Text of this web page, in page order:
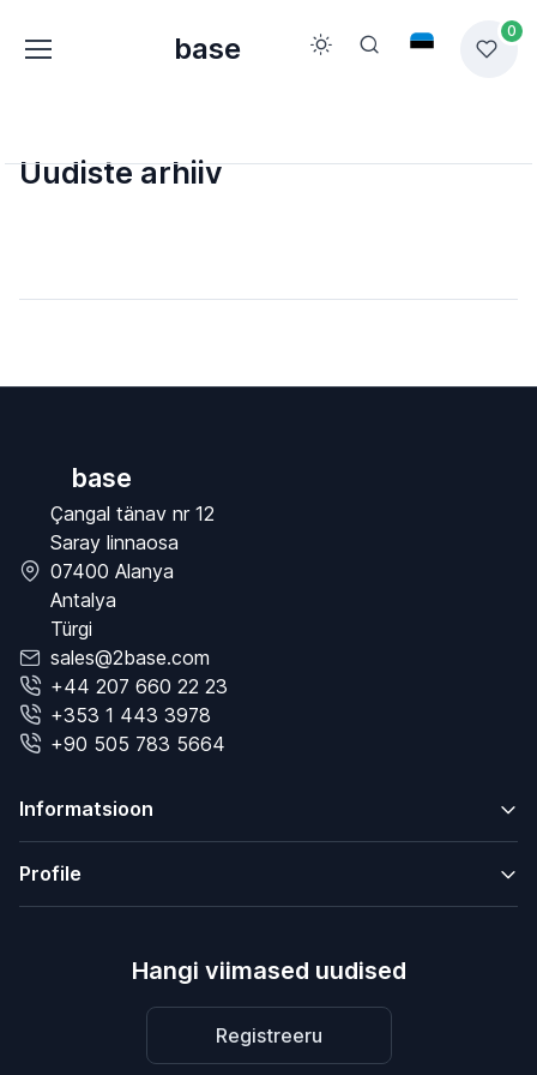
base
0
Uudiste arhiiv
base
Çangal tänav nr 12
Saray linnaosa
07400 Alanya
Antalya
Türgi
sales@2base.com
+44 207 660 22 23
+353 1 443 3978
+90 505 783 5664
Informatsioon
Profile
Hangi viimased uudised
Registreeru